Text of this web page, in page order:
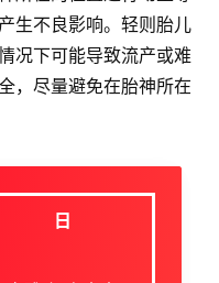
生不良影响。轻则胎儿
况下可能导致流产或难
，尽量避免在胎神所在
日